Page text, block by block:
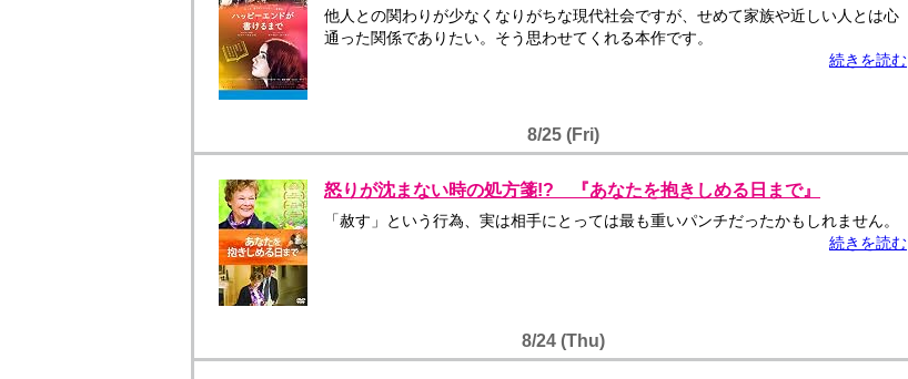
他人との関わりが少なくなりがちな現代社会ですが、せめて家族や近しい人とは心
通った関係でありたい。そう思わせてくれる本作です。
続きを読む
8/25 (Fri)
怒りが沈まない時の処方箋!? 『あなたを抱きしめる日まで』
「赦す」という行為、実は相手にとっては最も重いパンチだったかもしれません。
続きを読む
8/24 (Thu)